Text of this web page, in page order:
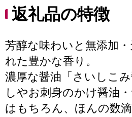
返礼品の特徴
芳醇な味わいと無添加
れた豊かな香り。
濃厚な醤油「さいしこ
しやお刺身のかけ醤油
はもちろん、ほんの数